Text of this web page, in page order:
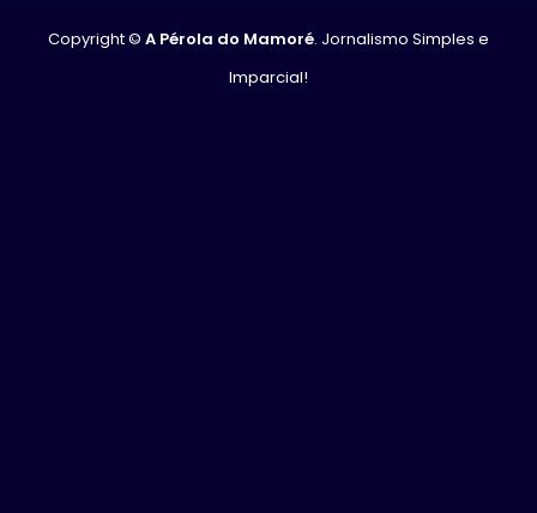
Copyright © A Pérola do Mamoré. Jornalismo Simples e
Imparcial!